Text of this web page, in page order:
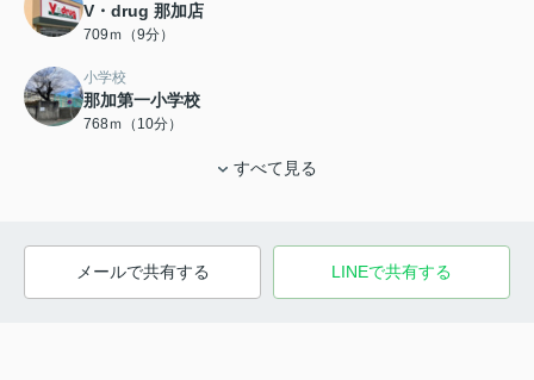
V・drug 那加店
709ｍ（9分）
小学校
那加第一小学校
768ｍ（10分）
すべて見る
メールで共有する LINEで共有する